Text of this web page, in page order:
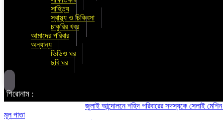
সাহিত্য
স্বাস্থ্য ও চিকিৎসা
চাকুরির খবর
আমাদের পরিবার
অন্যান্য
ভিডিও ঘর
ছবি ঘর
শিরোনাম :
জুলাই আন্দোলনে শহিদ পরিবারের সদস্যকে সেলাই মেশিন
মূল পাতা